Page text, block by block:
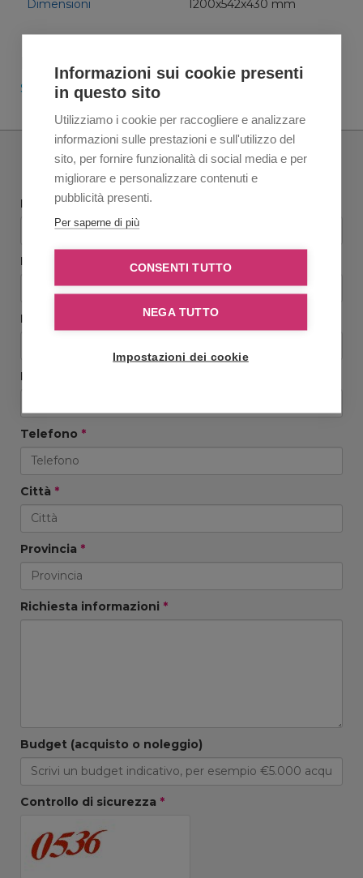
Informazioni sui cookie presenti
in questo sito
Utilizziamo i cookie per raccogliere e analizzare
informazioni sulle prestazioni e sull'utilizzo del
sito, per fornire funzionalità di social media e per
migliorare e personalizzare contenuti e
pubblicità presenti.
Per saperne di più
CONSENTI TUTTO
NEGA TUTTO
Impostazioni dei cookie
Dimensioni 1200x542x430 mm
Documentazione del prodotto
SB 143 L10 (PDF)
Richiedi informazioni
Nome e Cognome
Ragione sociale
Email
Ripeti Email
Telefono *
Città *
Provincia *
Richiesta informazioni *
Budget (acquisto o noleggio)
Controllo di sicurezza *